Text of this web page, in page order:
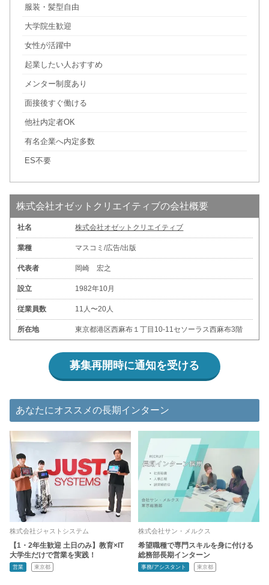
服装・髪型自由
大学院生歓迎
女性が活躍中
起業したい人おすすめ
メンター制度あり
面接後すぐ働ける
他社内定者OK
有名企業へ内定多数
ES不要
株式会社オゼットクリエイティブの会社概要
社名 株式会社オゼットクリエイティブ
業種 マスコミ/広告/出版
代表者 岡崎 宏之
設立 1982年10月
従業員数 11人〜20人
所在地 東京都港区西麻布１丁目10-11セソーラス西麻布3階
募集再開時に通知を受ける
あなたにオススメの長期インターン
株式会社ジャストシステム
【1・2年生歓迎 土日のみ】教育×IT
大学生だけで営業を実践！
営業 東京都
株式会社サン・メルクス
希望職種で専門スキルを身に付ける
総務部長期インターン
事務/アシスタント 東京都